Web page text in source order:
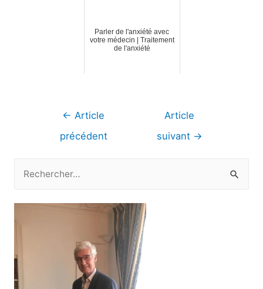
Parler de l'anxiété avec
votre médecin | Traitement
de l'anxiété
Navigation
← Article
précédent
Article
suivant →
c
h
r
c